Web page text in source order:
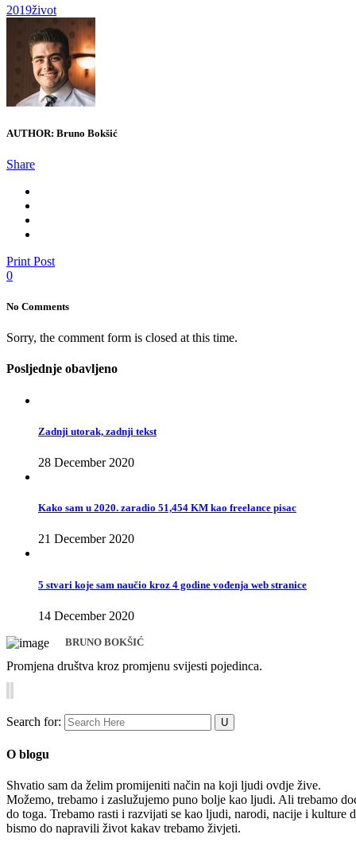
2019život
AUTHOR: Bruno Bokšić
Share
Print Post
0
No Comments
Sorry, the comment form is closed at this time.
Posljednje obavljeno
Zadnji utorak, zadnji tekst
28 December 2020
Kako sam u 2020. zaradio 51,454 KM kao freelance pisac
21 December 2020
5 stvari koje sam naučio kroz 4 godine vođenja web stranice
14 December 2020
BRUNO BOKŠIĆ
Promjena društva kroz promjenu svijesti pojedinca.
Search for:
O blogu
Shvatio sam da želim promijeniti način na koji ljudi ovdje žive.
Možemo, trebamo i zaslužujemo puno bolje kao ljudi. Ali trebamo
do toga. Trebamo rasti i razvijati se kao ljudi, narodi, nacije i kulture
bismo do napravili život kakav trebamo živjeti.